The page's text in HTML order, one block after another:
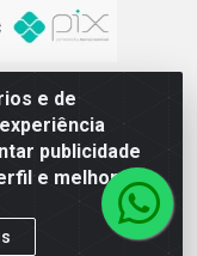
e de
publicidade
e melhorar a
Pereira, 3787 –
0001-00